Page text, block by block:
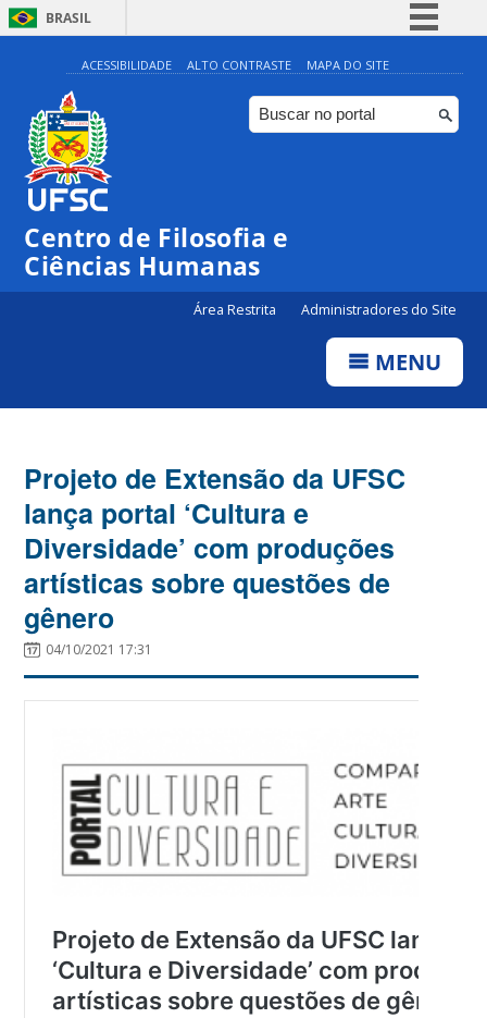
BRASIL
Simplifique!
Comunica BR
Participe
ACESSIBILIDADE ALTO CONTRASTE MAPA DO SITE
Centro de Filosofia e
Ciências Humanas
Área Restrita Administradores do Site
MENU
Projeto de Extensão da UFSC
lança portal ‘Cultura e
Diversidade’ com produções
artísticas sobre questões de
gênero
04/10/2021 17:31